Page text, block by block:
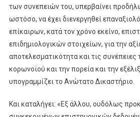
των συνεπειών του, υπερβαίνει
ωστόσο, να έχει διενεργηθεί
επίκαιρων, κατά τον χρόνο εκείνο,
επιδημιολογικών στοιχείων, για την
αποτελεσματικότητα και τις
κορωνοϊού και την πορεία και την
υπογραμμίζει το Ανώτατο Δικαστήριο.
Και καταλήγει: «Εξ άλλου, ουδόλως